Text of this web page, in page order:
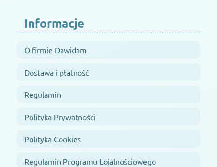
Informacje
O firmie Dawidam
Dostawa i płatność
Regulamin
Polityka Prywatności
Polityka Cookies
Regulamin Programu Lojalnościowego